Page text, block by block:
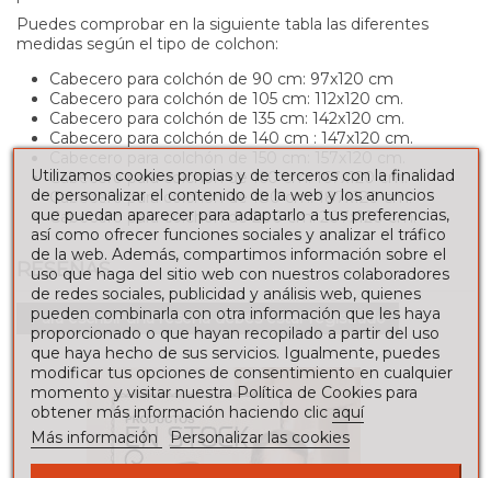
Puedes comprobar en la siguiente tabla las diferentes
medidas según el tipo de colchon:
Cabecero para colchón de 90 cm: 97x120 cm
Cabecero para colchón de 105 cm: 112x120 cm.
Cabecero para colchón de 135 cm: 142x120 cm.
Cabecero para colchón de 140 cm : 147x120 cm.
Cabecero para colchón de 160 cm: 167x120 cm.
Cabecero para colchón de 180 cm: 187x120 cm.
Cabecero para colchón de 200 cm: 207x120 cm.
RESEÑAS
Para escribir una reseña debes estar registrado
Utilizamos cookies propias y de terceros con la finalidad
de personalizar el contenido de la web y los anuncios
que puedan aparecer para adaptarlo a tus preferencias,
así como ofrecer funciones sociales y analizar el tráfico
de la web. Además, compartimos información sobre el
uso que haga del sitio web con nuestros colaboradores
de redes sociales, publicidad y análisis web, quienes
pueden combinarla con otra información que les haya
proporcionado o que hayan recopilado a partir del uso
que haya hecho de sus servicios. Igualmente, puedes
modificar tus opciones de consentimiento en cualquier
momento y visitar nuestra Política de Cookies para
obtener más información haciendo clic aquí
Más información
Personalizar las cookies